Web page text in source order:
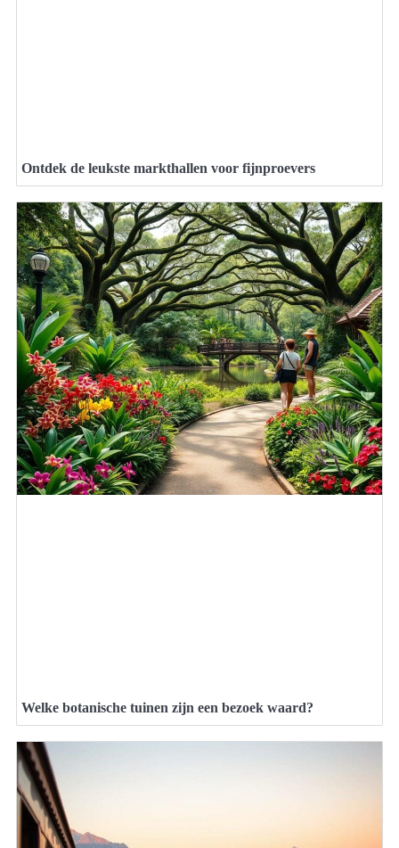
Ontdek de leukste markthallen voor fijnproevers
Welke botanische tuinen zijn een bezoek waard?